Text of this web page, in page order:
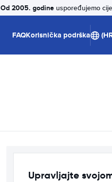
Od 2005. godine uspoređujemo
FAQKorisnička podrška
Upravljajte